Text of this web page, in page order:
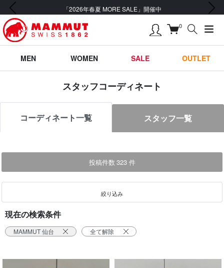
「2026年春夏 MORE SALE」開催中
前の画像 次の画像
0
MEN WOMEN SALE OUTLET
スタッフコーディネート
コーディネート一覧 スタッフ一覧
投稿件数 323 件
絞り込み
現在の検索条件
MAMMUT 仙台 全て解除